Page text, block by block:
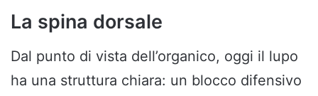
La spina dorsale
Dal punto di vista dell’organico, oggi il lupo
ha una struttura chiara: un blocco difensivo